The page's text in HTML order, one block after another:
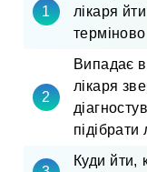
лікаря
терміново
Випадає
лікаря
підібрати
Куди йти,